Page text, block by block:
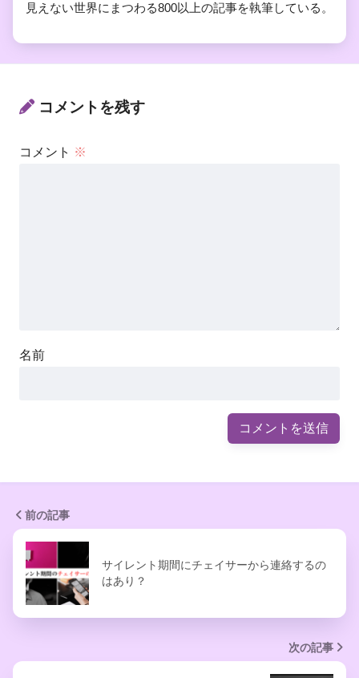
見えない世界にまつわる800以上の記事を執筆している。
コメントを残す
コメント ※
名前
前の記事
サイレント期間にチェイサーから連絡するの
はあり？
次の記事